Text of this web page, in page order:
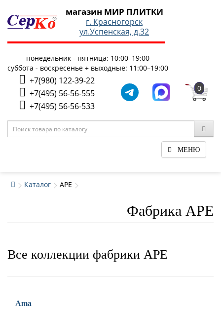
магазин МИР ПЛИТКИ
г. Красногорск
ул.Успенская, д.32
понедельник - пятница: 10:00–19:00
суббота - воскресенье + выходные: 11:00–19:00
+7(980) 122-39-22
+7(495) 56-56-555
+7(495) 56-56-533
0
МЕНЮ
Каталог APE
Фабрика APE
Все коллекции фабрики APE
Ama